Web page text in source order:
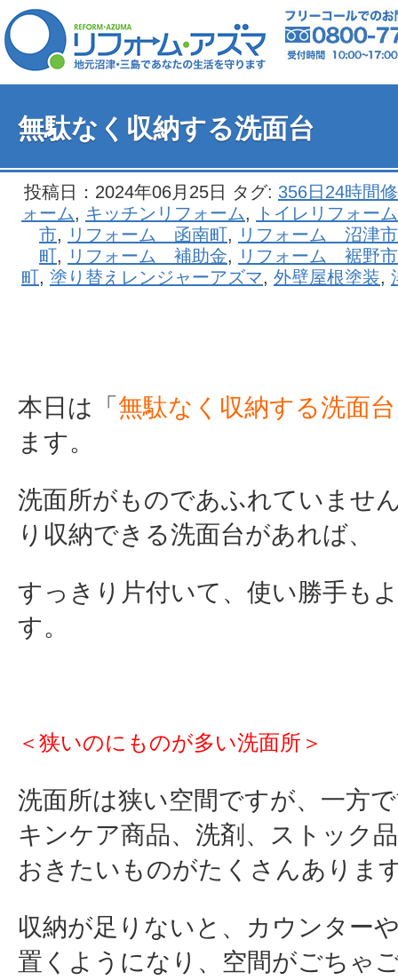
無駄なく収納する洗面台
投稿日：2024年06月25日 タグ: 356日24時間
ォーム, キッチンリフォーム,
トイレリフォーム
市, リフォーム 函南町, リフォーム 沼津市
町, リフォーム 補助金, リフォーム 裾野市
町, 塗り替えレンジャーアズマ, 外壁屋根塗装,
本日は「 無駄なく収納する洗面台
ます。
洗面所がものであふれていませ
り収納できる洗面台があれば、
すっきり片付いて、使い勝手も
す。
＜狭いのにものが多い洗面所＞
洗面所は狭い空間ですが、一方
キンケア商品、洗剤、ストック
おきたいものがたくさんありま
収納が足りないと、カウンター
置くようになり、空間がごちゃ